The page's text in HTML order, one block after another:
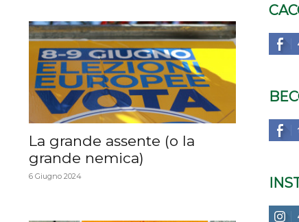
La grande assente (o la
grande nemica)
6 Giugno 2024